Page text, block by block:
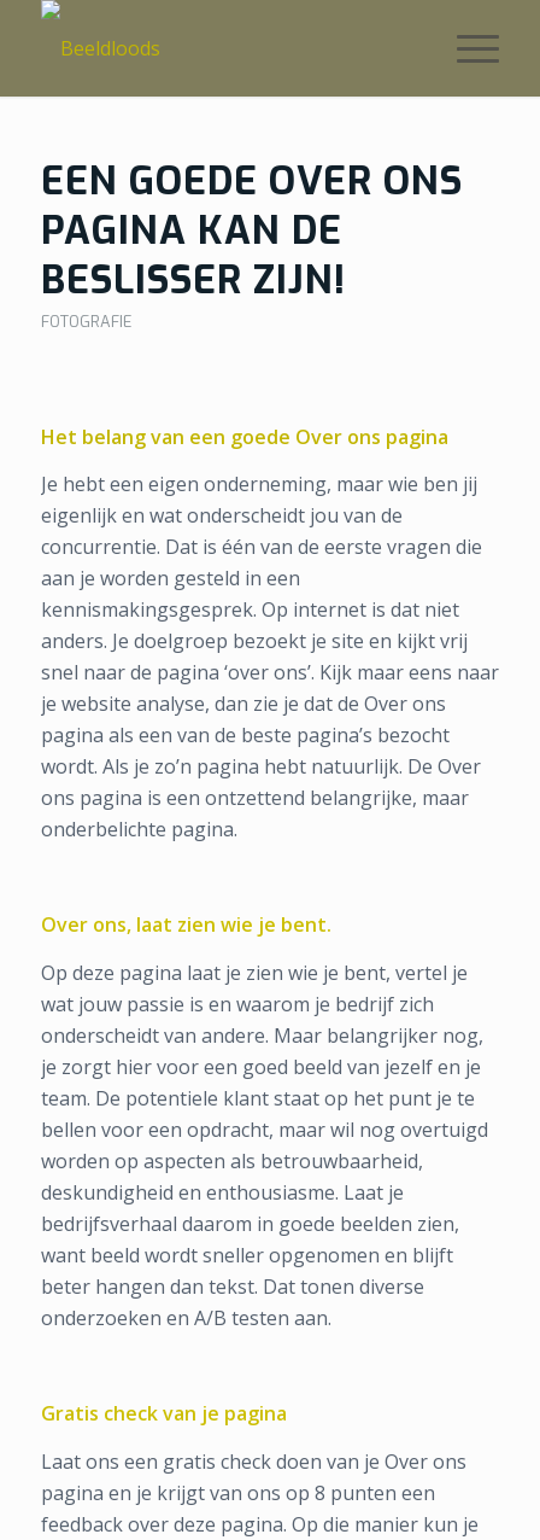
EEN GOEDE OVER ONS
PAGINA KAN DE
BESLISSER ZIJN!
FOTOGRAFIE
Het belang van een goede Over ons pagina
Je hebt een eigen onderneming, maar wie ben jij
eigenlijk en wat onderscheidt jou van de
concurrentie. Dat is één van de eerste vragen die
aan je worden gesteld in een
kennismakingsgesprek. Op internet is dat niet
anders. Je doelgroep bezoekt je site en kijkt vrij
snel naar de pagina ‘over ons’. Kijk maar eens naar
je website analyse, dan zie je dat de Over ons
pagina als een van de beste pagina’s bezocht
wordt. Als je zo’n pagina hebt natuurlijk. De Over
ons pagina is een ontzettend belangrijke, maar
onderbelichte pagina.
Over ons, laat zien wie je bent.
Op deze pagina laat je zien wie je bent, vertel je
wat jouw passie is en waarom je bedrijf zich
onderscheidt van andere. Maar belangrijker nog,
je zorgt hier voor een goed beeld van jezelf en je
team. De potentiele klant staat op het punt je te
bellen voor een opdracht, maar wil nog overtuigd
worden op aspecten als betrouwbaarheid,
deskundigheid en enthousiasme. Laat je
bedrijfsverhaal daarom in goede beelden zien,
want beeld wordt sneller opgenomen en blijft
beter hangen dan tekst. Dat tonen diverse
onderzoeken en A/B testen aan.
Gratis check van je pagina
Laat ons een gratis check doen van je Over ons
pagina en je krijgt van ons op 8 punten een
feedback over deze pagina. Op die manier kun je